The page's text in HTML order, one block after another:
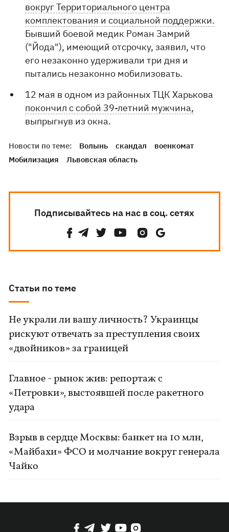
вокруг Территориального центра
комплектования и социальной поддержки.
Бывший боевой медик Роман Замрий
("Йода"), имеющий отсрочку, заявил, что
его незаконно удерживали три дня и
пытались незаконно мобилизовать.
12 мая в одном из районных ТЦК Харькова
покончил с собой 39-летний мужчина,
выпрыгнув из окна.
Новости по теме: Волынь скандал
военкомат
Мобилизация
Львовская область
Подписывайтесь на нас в соц. сетях
Статьи по теме
Не украли ли вашу личность? Украинцы
рискуют отвечать за преступления своих
«двойников» за границей
Главное - рынок жив: репортаж с
«Петровки», выстоявшей после ракетного
удара
Взрыв в сердце Москвы: банкет на 10 млн,
«Майбахи» ФСО и молчание вокруг генерала
Чайко